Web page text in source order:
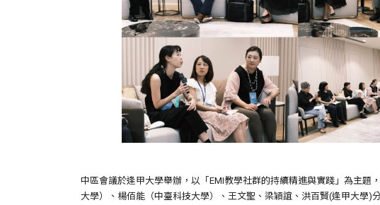
中區會議於逢甲大學舉辦，以「EMI教學社群的持續精進與實踐」為主
大學）、楊佰能（中臺科技大學）、王文聖、梁穎誼、洪百賢(逢甲大學